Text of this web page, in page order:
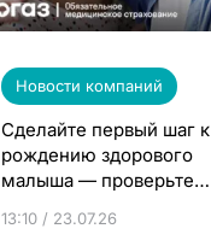
Новости компаний
Сделайте первый шаг к
рождению здорового
малыша — проверьте
по ОМС!
13:10 / 23.07.26